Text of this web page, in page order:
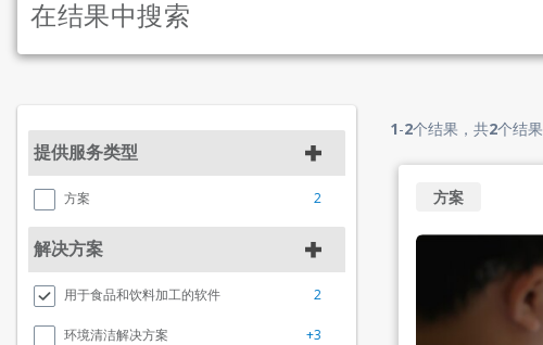
提供服务类型
方案 2
解决方案
用于食品和饮料加工的软件 2
环境清洁解决方案 +3
1-2个结果，共2个结果
方案